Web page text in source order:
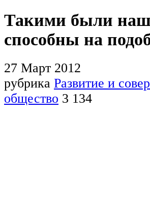
Такими были
способны на
27 Март 2012
рубрика Развитие и
общество 3 134